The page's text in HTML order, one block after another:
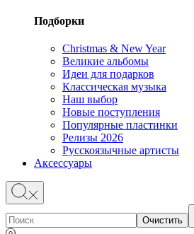
Подборки
Christmas & New Year
Великие альбомы
Идеи для подарков
Классическая музыка
Наш выбор
Новые поступления
Популярные пластинки
Релизы 2026
Русскоязычные артисты
Аксессуары
Очистить